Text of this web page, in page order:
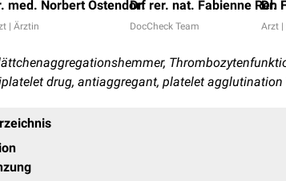
med. Norbert Ostendorf
| Ärztin
Dr. rer. nat. Fabienne Reh
DocCheck Team
Dr.
Arzt |
drug, antiaggregant, platelet